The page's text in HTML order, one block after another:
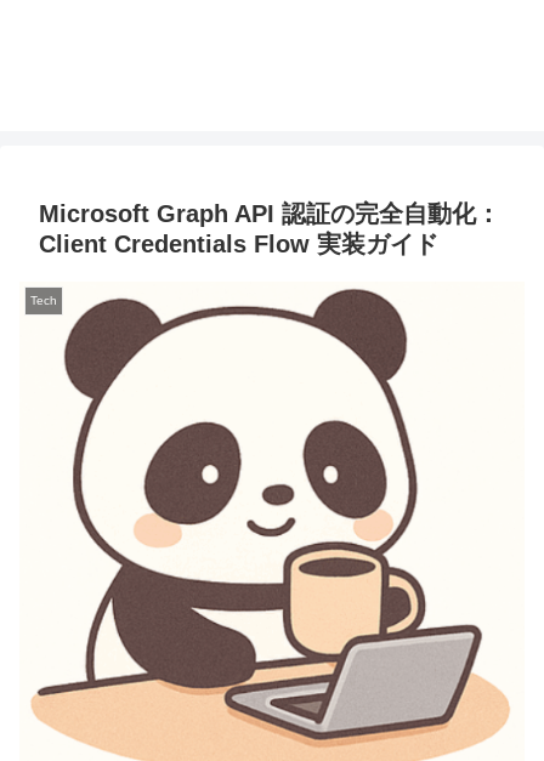
Microsoft Graph API 認証の完全自動化：
Client Credentials Flow 実装ガイド
Tech